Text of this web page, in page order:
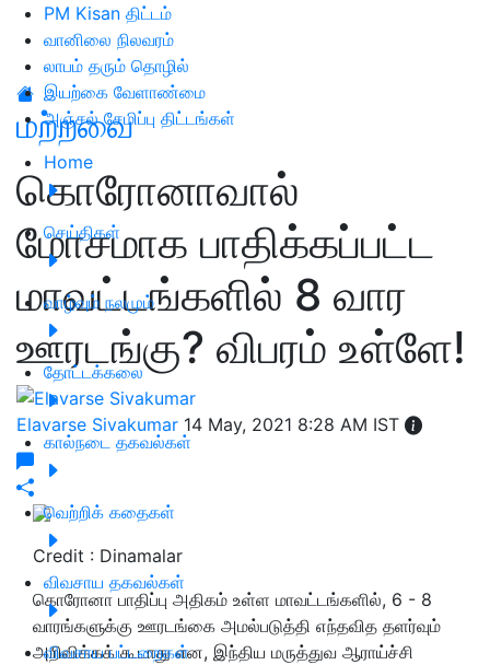
PM Kisan திட்டம்
வானிலை நிலவரம்
லாபம் தரும் தொழில்
இயற்கை வேளாண்மை
அஞ்சல் சேமிப்பு திட்டங்கள்
Home
செய்திகள்
வாழ்வும் நலமும்
தோட்டக்கலை
கால்நடை தகவல்கள்
வெற்றிக் கதைகள்
விவசாய தகவல்கள்
விவசாய பட்டறைகள்
மற்றவை
கொரோனாவால்
மோசமாக பாதிக்கப்பட்ட
மாவட்டங்களில் 8 வார
ஊரடங்கு? விபரம் உள்ளே!
Elavarse Sivakumar 14 May, 2021 8:28 AM IST
Credit : Dinamalar
கொரோனா பாதிப்பு அதிகம் உள்ள மாவட்டங்களில், 6 - 8
வாரங்களுக்கு ஊரடங்கை அமல்படுத்தி எந்தவித தளர்வும்
அறிவிக்கக் கூடாது என, இந்திய மருத்துவ ஆராய்ச்சி